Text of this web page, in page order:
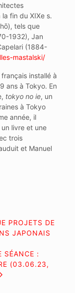
fin du XIXe s.
tels que
1932), Jan
(1884-
mastalski/
installé à
ans à Tokyo. En
tokyo no ie, un
à Tokyo
année, il
un livre et une
trois
et Manuel
PROJETS DE
JAPONAIS
SÉANCE :
(03.06.23,